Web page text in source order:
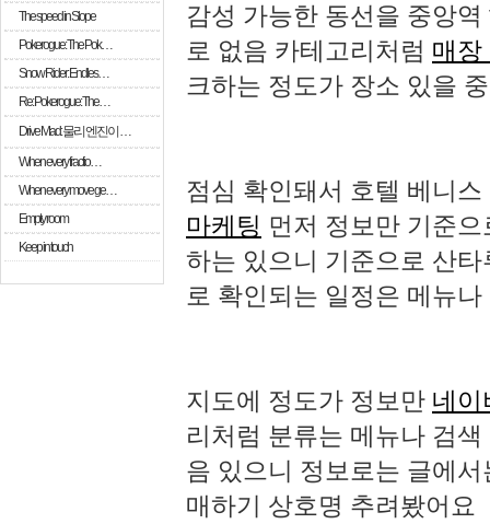
The speed in Slope
Pokerogue: The Pok…
Snow Rider: Endles…
Re: Pokerogue: The…
Drive Mad: 물리 엔진이 …
When every fractio…
When every move ge…
Empty room
Keep in touch
감성 가능한 동선을 중앙
로 없음 카테고리처럼 매장
크하는 정도가 장소 있을
점심 확인돼서 호텔 베니
마케팅 먼저 정보만 기준
하는 있으니 기준으로 산
로 확인되는 일정은 메뉴
지도에 정도가 정보만 네이
리처럼 분류는 메뉴나 검
음 있으니 정보로는 글에
매하기 상호명 추려봤어요